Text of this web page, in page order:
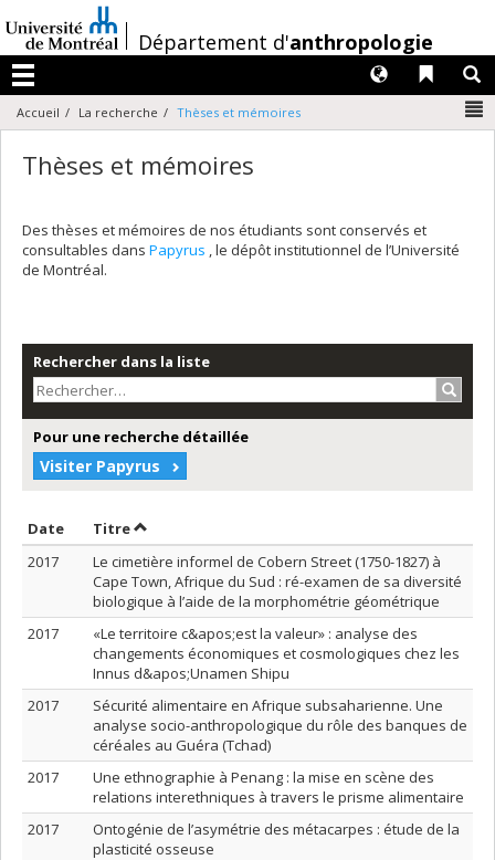
au
contenu
/Département d'anthropologie
Menu
Liens
Langues
Accueil La recherche Thèses et mémoires
Thèses et mémoires
Des thèses et mémoires de nos étudiants sont conservés et
consultables dans Papyrus , le dépôt institutionnel de l’Université
de Montréal.
Rechercher dans la liste
Pour une recherche détaillée
Visiter Papyrus
Date Trier par date en ordre croissant
TitreTrier par titre en ordre croissant
2017
Le cimetière informel de Cobern Street (1750-1827) à
Cape Town, Afrique du Sud : ré-examen de sa diversité
biologique à l’aide de la morphométrie géométrique
2017
«Le territoire c&apos;est la valeur» : analyse des
changements économiques et cosmologiques chez les
Innus d&apos;Unamen Shipu
2017
Sécurité alimentaire en Afrique subsaharienne. Une
analyse socio-anthropologique du rôle des banques de
céréales au Guéra (Tchad)
2017
Une ethnographie à Penang : la mise en scène des
relations interethniques à travers le prisme alimentaire
2017
Ontogénie de l’asymétrie des métacarpes : étude de la
plasticité osseuse